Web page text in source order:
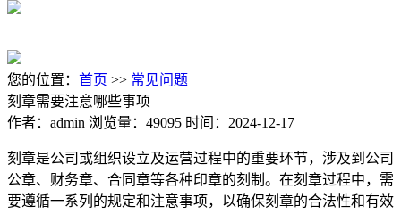
您的位置： 首页 >> 常见问题
刻章需要注意哪些事项
作者：admin 浏览量：49095 时间：2024-12-17
刻章是公司或组织设立及运营过程中的重要环节，涉及到公司
公章、财务章、合同章等各种印章的刻制。在刻章过程中，需
要遵循一系列的规定和注意事项，以确保刻章的合法性和有效